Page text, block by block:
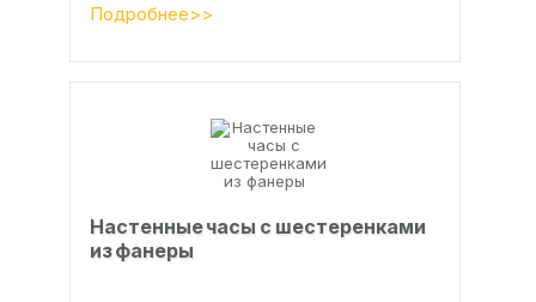
Подробнее>>
Настенные часы с шестеренками
из фанеры